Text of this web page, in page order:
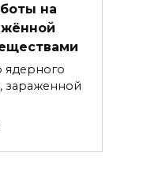
на
ядерного
зараженной